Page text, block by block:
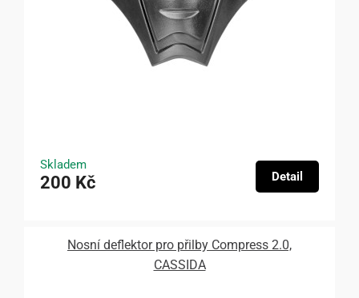
Skladem
200 Kč Detail
Nosní deflektor pro přilby Compress 2.0,
CASSIDA